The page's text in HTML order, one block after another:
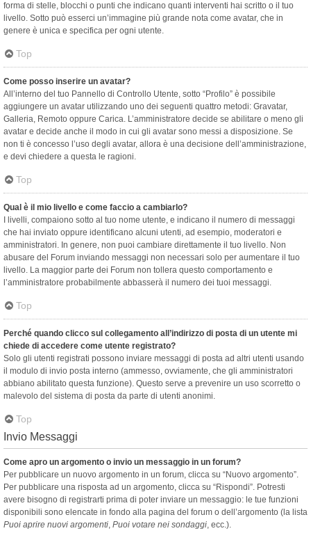
forma di stelle, blocchi o punti che indicano quanti interventi hai scritto o il tuo
livello. Sotto può esserci un’immagine più grande nota come avatar, che in
genere è unica e specifica per ogni utente.
Top
Come posso inserire un avatar?
All’interno del tuo Pannello di Controllo Utente, sotto “Profilo” è possibile
aggiungere un avatar utilizzando uno dei seguenti quattro metodi: Gravatar,
Galleria, Remoto oppure Carica. L’amministratore decide se abilitare o meno gli
avatar e decide anche il modo in cui gli avatar sono messi a disposizione. Se
non ti è concesso l’uso degli avatar, allora è una decisione dell’amministrazione,
e devi chiedere a questa le ragioni.
Top
Qual è il mio livello e come faccio a cambiarlo?
I livelli, compaiono sotto al tuo nome utente, e indicano il numero di messaggi
che hai inviato oppure identificano alcuni utenti, ad esempio, moderatori e
amministratori. In genere, non puoi cambiare direttamente il tuo livello. Non
abusare del Forum inviando messaggi non necessari solo per aumentare il tuo
livello. La maggior parte dei Forum non tollera questo comportamento e
l’amministratore probabilmente abbasserà il numero dei tuoi messaggi.
Top
Perché quando clicco sul collegamento all’indirizzo di posta di un utente mi
chiede di accedere come utente registrato?
Solo gli utenti registrati possono inviare messaggi di posta ad altri utenti usando
il modulo di invio posta interno (ammesso, ovviamente, che gli amministratori
abbiano abilitato questa funzione). Questo serve a prevenire un uso scorretto o
malevolo del sistema di posta da parte di utenti anonimi.
Top
Invio Messaggi
Come apro un argomento o invio un messaggio in un forum?
Per pubblicare un nuovo argomento in un forum, clicca su “Nuovo argomento”.
Per pubblicare una risposta ad un argomento, clicca su “Rispondi”. Potresti
avere bisogno di registrarti prima di poter inviare un messaggio: le tue funzioni
disponibili sono elencate in fondo alla pagina del forum o dell’argomento (la lista
Puoi aprire nuovi argomenti, Puoi votare nei sondaggi, ecc.).